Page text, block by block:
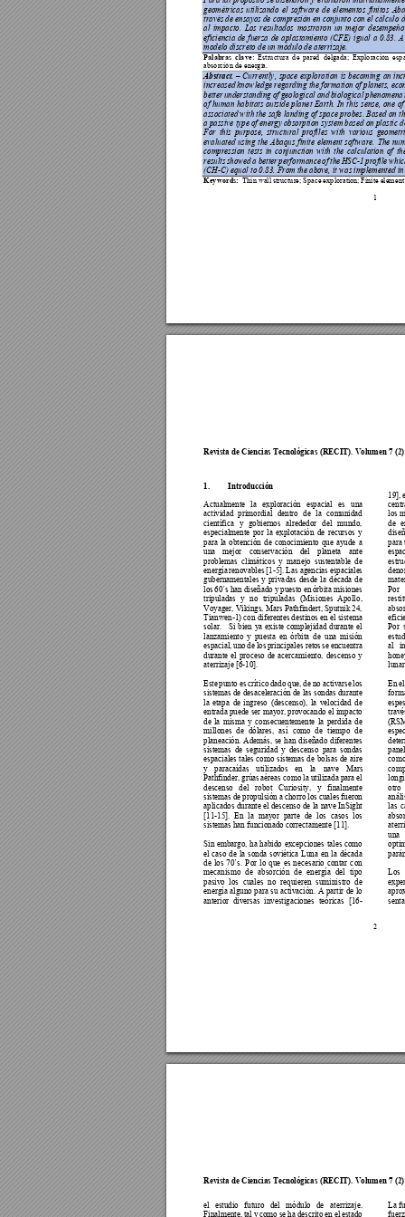
1
geométricas utilizando el software de elementos finitos
través de ensayos de compresión en conjunto con el cálculo
al impacto. Los resultados mostraron un mejor
eficiencia de fuerza de aplastamiento (CFE) igual a 0.83. A
modelo discreto de un módulo de aterrizaje.
Palabras clave: Estructura de pared delgada; Exploración
absorción de energía.
Abstract. – Currently, space exploration is becoming an
increased knowledge regarding the formation of planets,
better understanding of geological and biological phenomena
of human habitats outside planet Earth. In this sense, one of
associated with the safe landing of space probes. Based on
a passive type of energy absorption system based on plastic
For this purpose, structural profiles with various
evaluated using the Abaqus finite element software. The
compression tests in conjunction with the calculation of
results showed a better performance of the HSC-1 profile w
(CH-C) equal to 0.83. From the above, it was implemented
Keywords: Thin wall structure; Space exploration; Finite
Revista de Ciencias Tecnológicas (RECIT). Volumen 7
2
1. Introducción
Actualmente la exploración espacial es una
actividad primordial dentro de la comunidad
científica y gobiernos alrededor del mundo,
especialmente por la explotación de recursos y
para la obtención de conocimiento que ayude a
una
mejor conservación del planeta
ante
problemas climáticos y manejo sustentable de
energía renovables [1-5]. Las agencias espaciales
gubernamentales y privadas desde la década de
los 60´s han diseñado y puesto en órbita misiones
tripuladas y no tripuladas (Misiones Apollo,
Voyager, Vikings, Mars Pathfindert, Sputnik 24,
Tianwen-1) con diferentes destinos en el sistema
solar.
Si bien ya existe complejidad durante el
lanzamiento y puesta en órbita de una misión
espacial, uno de los principales retos se encuentra
durante el proceso de acercamiento, descenso y
aterrizaje [6-10].
Este punto escrítico dado que, de no activarse los
sistemas de desaceleración de las sondas durante
la etapa de ingreso (descenso), la velocidad de
entrada puede ser mayor, provocando el impacto
de la misma y consecuentemente la perdida de
millones de dólares, así como de tiempo de
planeación. Además, se han diseñado diferentes
sistemas de seguridad y descenso para sondas
espaciales tales como sistemas de bolsas de aire
y paracaídas utilizados en la nave
Mars
Pathfinder, grúas aéreas como la utilizada para el
descenso del robot Curiosity, y finalmente
sistemas de propulsión a chorro los cuales fueron
aplicados durante el descenso de la nave InSight
[11-15]. En la mayor parte de los casos los
sistemas han funcionado correctamente [11].
Sin embargo, ha habido excepciones tales como
el caso de la sonda soviética Luna en la década
de los 70’s. Por lo que es necesario contar con
mecanismo de absorción de energía del tipo
pasivo los cuales no requieren suministro de
energía alguno para su activación. A partir de lo
anterior diversas investigaciones teóricas [16-
19], e
los m
de
para
Por
Por
al
En
otro
las
una
Los
Revista de Ciencias Tecnológicas (RECIT). Volumen 7
el estudio futuro del módulo de aterrizaje.
Finalmente, tal ycomo se ha descrito en el estado
La